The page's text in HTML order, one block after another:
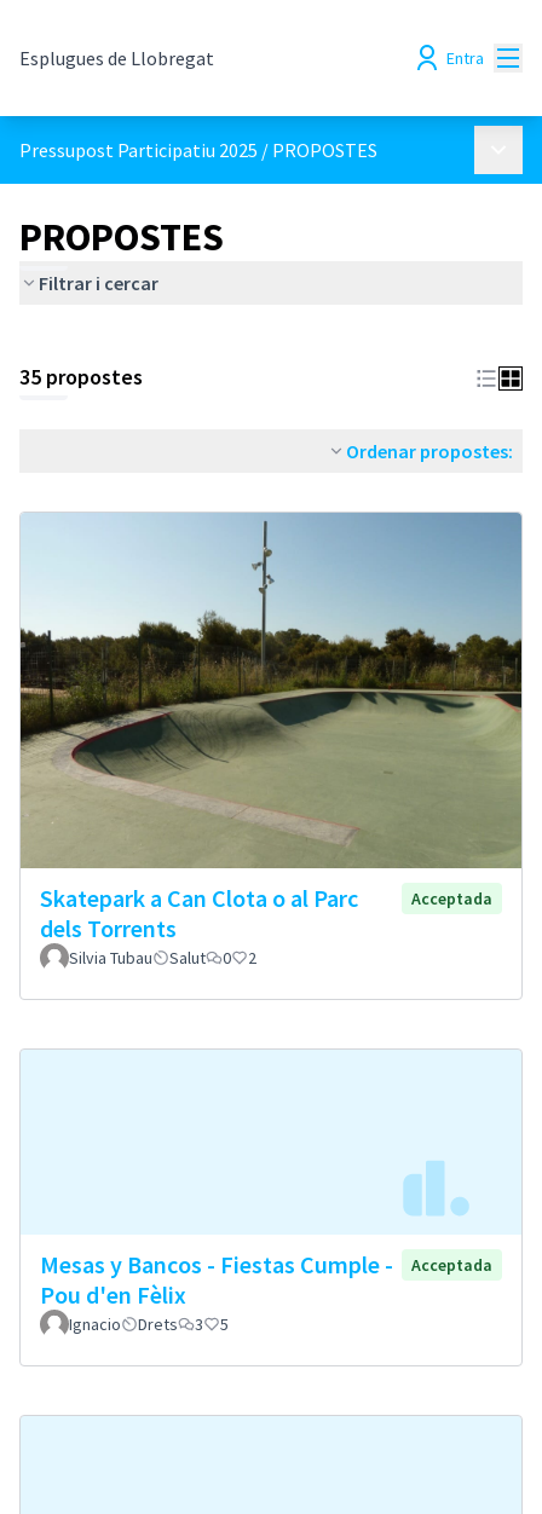
Esplugues de Llobregat Entra
Pressupost Participatiu 2025 / PROPOSTES
PROPOSTES
Filtrar i cercar
35 propostes
Ordenar propostes:
Skatepark a Can Clota o al Parc
dels Torrents
Acceptada
Silvia Tubau Salut 0 2
Mesas y Bancos - Fiestas Cumple -
Pou d'en Fèlix
Acceptada
Ignacio Drets 3 5